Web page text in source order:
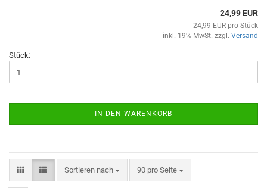
24,99 EUR
24,99 EUR pro Stück
inkl. 19% MwSt. zzgl. Versand
Stück:
IN DEN WARENKORB
Sortieren nach
Sortieren nach 90 pro Seite
pro Seite